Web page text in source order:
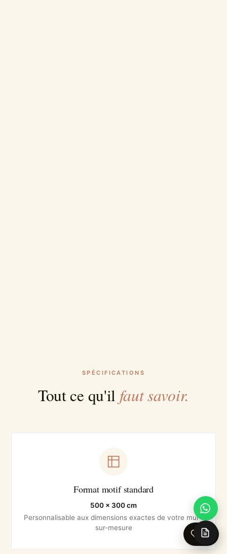
SPÉCIFICATIONS
Tout ce qu'il faut savoir.
Format motif standard
500 × 300 cm
Personnalisable aux dimensions exactes de votre mur ·
sur-mesure
0